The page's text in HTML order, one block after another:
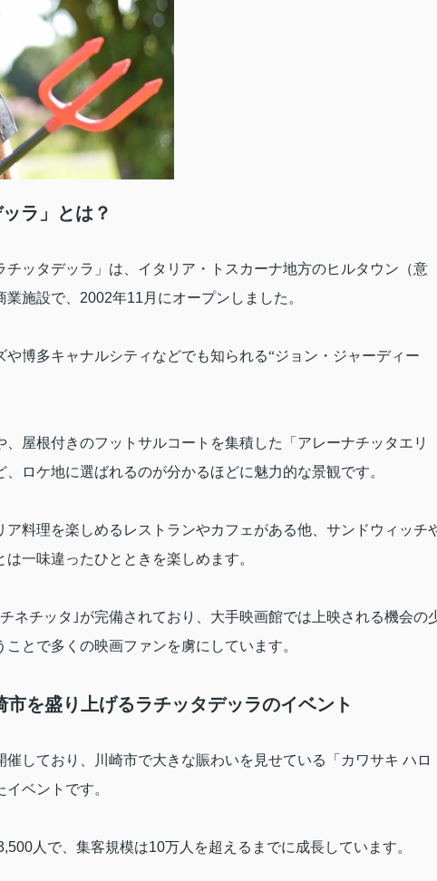
ラ」とは？
ッタデッラ」は、イタリア・トスカーナ地方のヒルタウン（意
施設で、 2002年11 月にオープンしました。
博多キャナルシティなどでも知られる“ジョン・ジャーディー
屋根付きのフットサルコートを集積した「アレーナチッタエリ
ロケ地に選ばれるのが分かるほどに魅力的な景観です。
料理を楽しめるレストランやカフェがある他、サンドウィッチ
一味違ったひとときを楽しめます。
ネチッタ｣が完備されており、大手映画館では上映される機会の
とで多くの映画ファンを虜にしています。
を盛り上げるラチッタデッラのイベント
しており、川崎市で大きな賑わいを見せている「カワサキ ハロ
ベントです。
人で、集客規模は10万人を超えるまでに成長しています。